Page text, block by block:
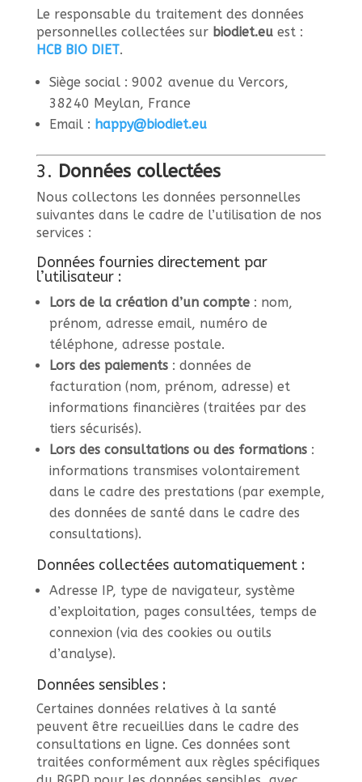
Le responsable du traitement des données
personnelles collectées sur biodiet.euest :
HCB BIO DIET.
Siège social : 9002 avenue du Vercors,
38240 Meylan, France
Email : happy@biodiet.eu
3. Données collectées
Nous collectons les données personnelles
suivantes dans le cadre de l’utilisation de nos
services :
Données fournies directement par
l’utilisateur :
Lors de la création d’un compte: nom,
prénom, adresse email, numéro de
téléphone, adresse postale.
Lors des paiements: données de
facturation (nom, prénom, adresse) et
informations financières (traitées par des
tiers sécurisés).
Lors des consultations ou des formations:
informations transmises volontairement
dans le cadre des prestations (par exemple,
des données de santé dans le cadre des
consultations).
Données collectées automatiquement :
Adresse IP, type de navigateur, système
d’exploitation, pages consultées, temps de
connexion (via des cookies ou outils
d’analyse).
Données sensibles :
Certaines données relatives à la santé
peuvent être recueillies dans le cadre des
consultations en ligne. Ces données sont
traitées conformément aux règles spécifiques